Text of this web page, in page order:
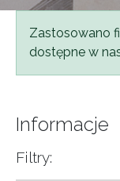
Komunikat
Zastosowano
dostępne w
Informacje
Filtry: